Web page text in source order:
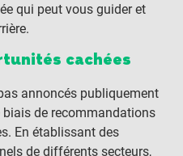
qui peut vous guider et
cachées
annoncés publiquement
biais de recommandations
En établissant des
de différents secteurs,